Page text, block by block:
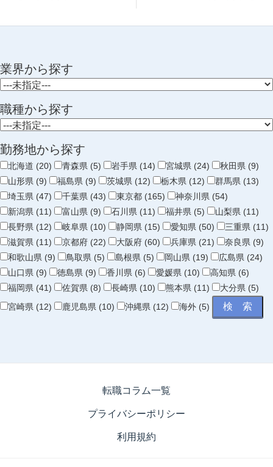
業界から探す
職種から探す
勤務地から探す
北海道 (20) 青森県 (5) 岩手県 (14) 宮城県 (24)
秋田県 (9)
山形県 (9)
福島県 (9) 茨城県 (12) 栃木県 (12)
群馬県 (13)
埼玉県 (47)
千葉県 (43) 東京都 (165)
神奈川県 (54)
新潟県 (11)
富山県 (9) 石川県 (11) 福井県 (5)
山梨県 (11)
長野県 (12)
岐阜県 (10) 静岡県 (15) 愛知県 (50)
三重県 (11)
滋賀県 (11)
京都府 (22) 大阪府 (60) 兵庫県 (21)
奈良県 (9)
和歌山県 (9)
鳥取県 (5) 島根県 (5) 岡山県 (19)
広島県 (24)
山口県 (9)
徳島県 (9) 香川県 (6) 愛媛県 (10)
高知県 (6)
福岡県 (41)
佐賀県 (8) 長崎県 (10) 熊本県 (11)
大分県 (5)
宮崎県 (12)
鹿児島県 (10) 沖縄県 (12) 海外 (5)
転職コラム一覧
プライバシーポリシー
利用規約